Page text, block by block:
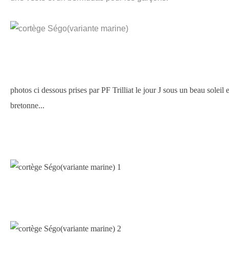
photos ci dessous prises par PF Trilliat le jour J sous un beau soleil
bretonne...